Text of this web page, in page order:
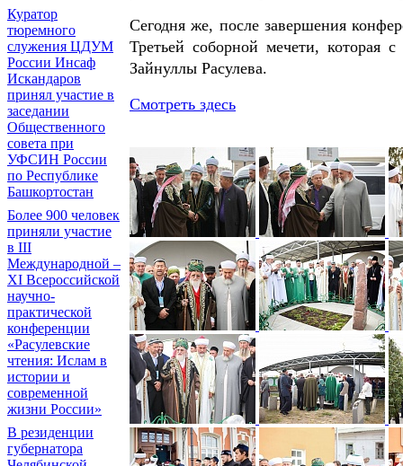
Куратор
тюремного
служения ЦДУМ
России Инсаф
Искандаров
принял участие в
заседании
Общественного
совета при
УФСИН России
по Республике
Башкортостан
Более 900 человек
приняли участие
в III
Международной –
XI Всероссийской
научно-
практической
конференции
«Расулевские
чтения: Ислам в
истории и
современной
жизни России»
В резиденции
губернатора
Сегодня же, после завершения
Третьей соборной мечети, которая
Зайнуллы Расулева.
Смотреть здесь